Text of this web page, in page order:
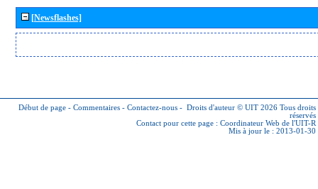
[Newsflashes]
Début de page - Commentaires - Contactez-nous - Droits d'auteur © UIT 2026 Tous droits
réservés
Contact pour cette page : Coordinateur Web de l'UIT-R
Mis à jour le : 2013-01-30